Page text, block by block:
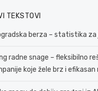
TEKSTOVI
berza – statistika za
radne snage – fleksibilno
koje žele brz i efikasan